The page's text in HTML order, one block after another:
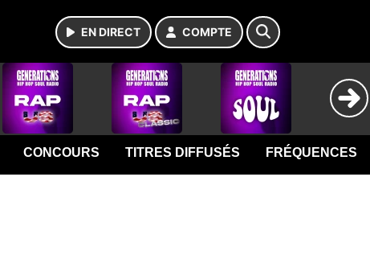
EN DIRECT COMPTE
CONCOURS TITRES DIFFUSÉS FRÉQUENCES